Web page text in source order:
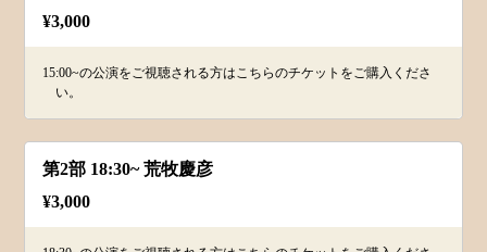
¥3,000
15:00~の公演をご視聴される方はこちらのチケットをご購入くださ
い。
第2部 18:30~ 荒牧慶彦
¥3,000